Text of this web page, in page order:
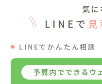
１４：００　撮影現地（
１４：０５　大成古墳群
１５：３０　立岩に移動
１６：３０　立岩で撮影。
▷ドレス・ヘアメイクに
気
LINEで
LINEでかんたん相談